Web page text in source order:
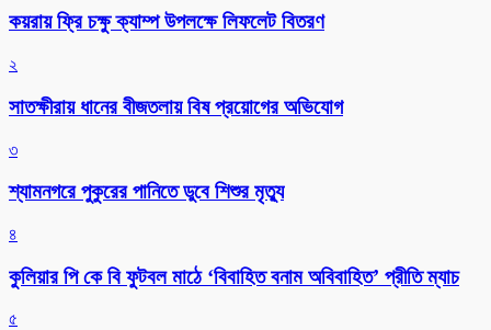
কয়রায় ফ্রি চক্ষু ক্যাম্প উপলক্ষে লিফলেট বিতরণ
২
সাতক্ষীরায় ধানের বীজতলায় বিষ প্রয়োগের অভিযোগ
৩
শ্যামনগরে পুকুরের পানিতে ডুবে শিশুর মৃত্যু
৪
কুলিয়ার পি কে বি ফুটবল মাঠে ‘বিবাহিত বনাম অবিবাহিত’ প্রীতি ম্যাচ
৫